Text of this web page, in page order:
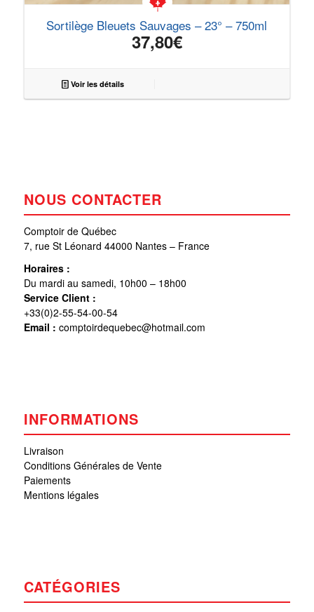
Sortilège Bleuets Sauvages – 23° – 750ml
37,80€
Voir les détails
NOUS CONTACTER
Comptoir de Québec
7, rue St Léonard 44000 Nantes – France
Horaires :
Du mardi au samedi, 10h00 – 18h00
Service Client :
+33(0)2-55-54-00-54
Email : comptoirdequebec@hotmail.com
INFORMATIONS
Livraison
Conditions Générales de Vente
Paiements
Mentions légales
CATÉGORIES